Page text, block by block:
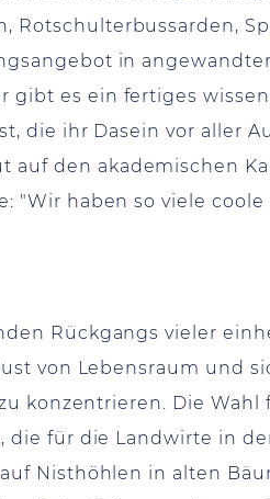
Rotschulterbussarden,
in angewandter
gibt es ein fertiges
die ihr Dasein vor aller
auf den akademischen
"Wir haben so viele coole
Rückgangs vieler
von Lebensraum und
konzentrieren. Die
die für die Landwirte in
Nisthöhlen in alten